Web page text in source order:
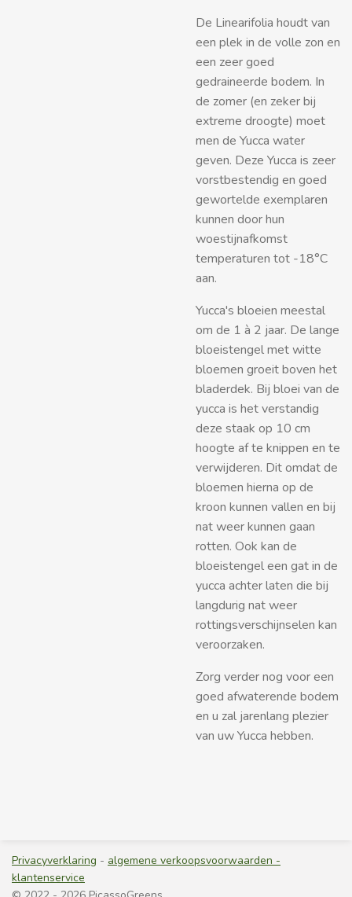
De Linearifolia houdt van
een plek in de volle zon en
een zeer goed
gedraineerde bodem. In
de zomer (en zeker bij
extreme droogte) moet
men de Yucca water
geven. Deze Yucca is zeer
vorstbestendig en goed
gewortelde exemplaren
kunnen door hun
woestijnafkomst
temperaturen tot -18°C
aan.
Yucca's bloeien meestal
om de 1 à 2 jaar. De lange
bloeistengel met witte
bloemen groeit boven het
bladerdek. Bij bloei van de
yucca is het verstandig
deze staak op 10 cm
hoogte af te knippen en te
verwijderen. Dit omdat de
bloemen hierna op de
kroon kunnen vallen en bij
nat weer kunnen gaan
rotten. Ook kan de
bloeistengel een gat in de
yucca achter laten die bij
langdurig nat weer
rottingsverschijnselen kan
veroorzaken.
Zorg verder nog voor een
goed afwaterende bodem
en u zal jarenlang plezier
van uw Yucca hebben.
Privacyverklaring - algemene verkoopsvoorwaarden -
klantenservice